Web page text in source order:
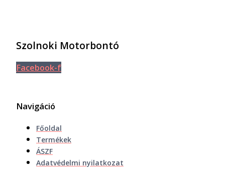
Szolnoki Motorbontó
Facebook-f
Navigáció
Főoldal
Termékek
ÁSZF
Adatvédelmi nyilatkozat